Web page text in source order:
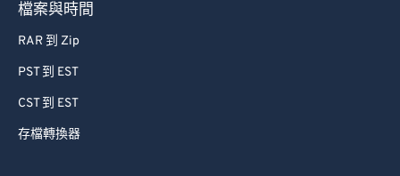
檔案與時間
RAR 到 Zip
PST 到 EST
CST 到 EST
存檔轉換器